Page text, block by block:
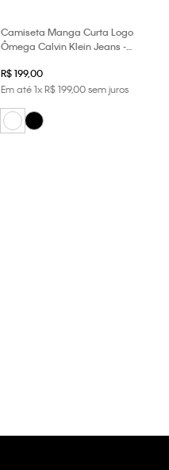
Camiseta Manga Curta Logo
Ômega Calvin Klein Jeans -
R$199,00
Em até1xR$199,00sem juros